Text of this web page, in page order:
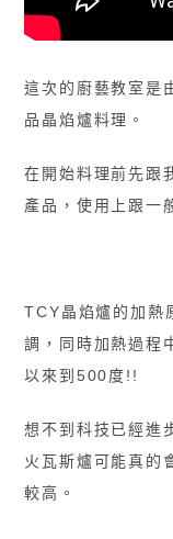
這次的廚藝教室是
品晶焰爐料理。
在開始料理前先跟
產品，使用上跟一
TCY晶焰爐的加熱
調，同時加熱過程
以來到500度!!
想不到科技已經進
火瓦斯爐可能真的
較高。